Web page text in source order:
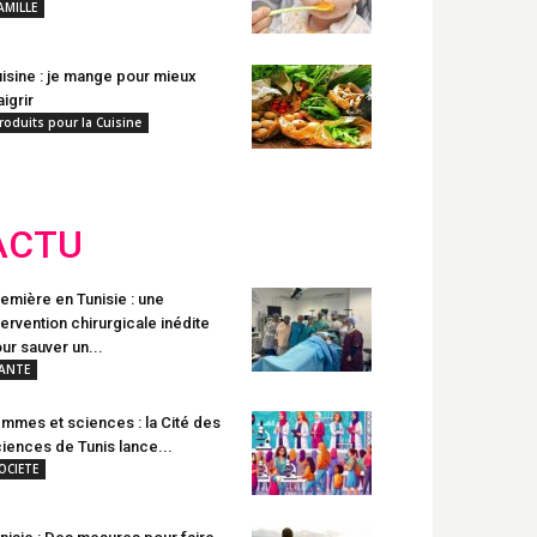
: je mange pour mieux
pour la Cuisine
en Tunisie : une
chirurgicale inédite
sauver un...
et sciences : la Cité des
de Tunis lance...